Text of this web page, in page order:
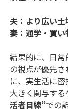
夫：より広い土
妻：通学・買
結果的に、日
の視点が優先
に、実生活に
大きく関与す
活者目線”での